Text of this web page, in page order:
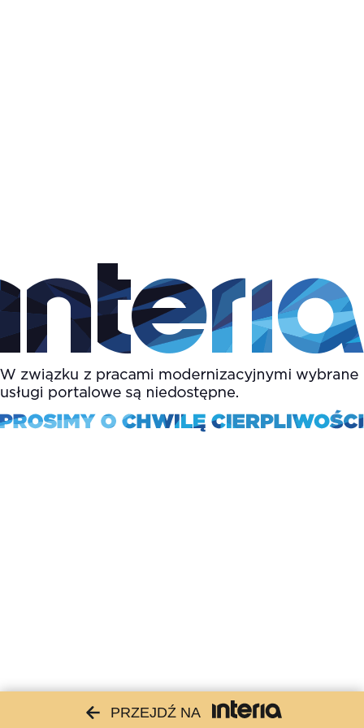
PRZEJDŹ NA